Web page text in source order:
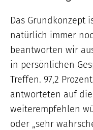
Das Grundkonzept
natürlich immer
beantworten wir
in persönlichen
Treffen. 97,2
antworteten auf die
weiterempfehlen
oder „sehr